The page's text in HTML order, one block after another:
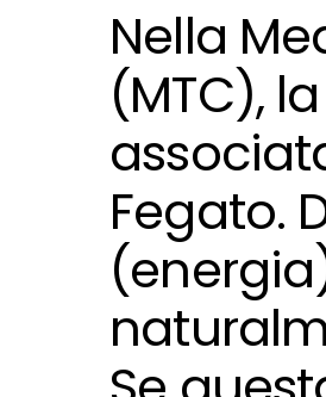
Nella
(MTC),
Fegato.